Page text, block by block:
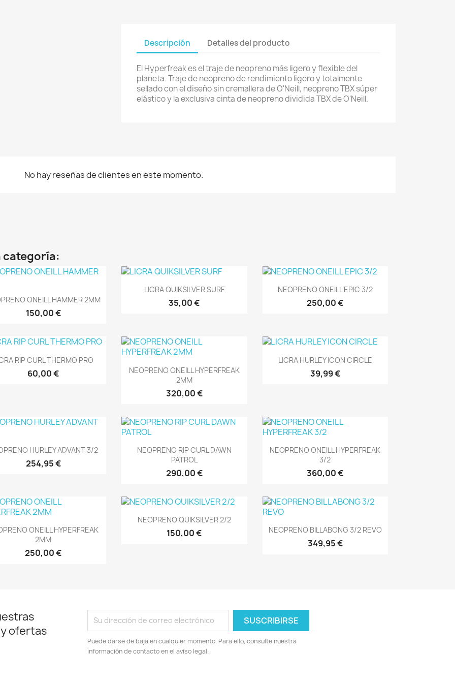
Descripción Detalles del producto
El Hyperfreak es el traje de neopreno más ligero y flexible del
planeta. Traje de neopreno de rendimiento ligero y totalmente
sellado con el diseño sin cremallera de O'Neill, neopreno TBX súper
elástico y la exclusiva cinta de neopreno dividida TBX de O'Neill.
No hay reseñas de clientes en este momento.
categoría:
Vista rápida
ONEILL HAMMER 2MM
150,00 €
Vista rápida
LICRA QUIKSILVER SURF
35,00 €
Vista rápida
NEOPRENO ONEILL EPIC 3/2
250,00 €
Vista rápida
RIP CURL THERMO PRO
60,00 € Vista rápida
NEOPRENO ONEILL HYPERFREAK
2MM
320,00 €
 Vista rápida
LICRA HURLEY ICON CIRCLE
39,99 €
Vista rápida
HURLEY ADVANT 3/2
254,95 €
Vista rápida
NEOPRENO RIP CURL DAWN
PATROL
290,00 €
Vista rápida
NEOPRENO ONEILL HYPERFREAK
3/2
360,00 €
Vista rápida
ONEILL HYPERFREAK
2MM
250,00 €
Vista rápida
NEOPRENO QUIKSILVER 2/2
150,00 € Vista rápida
NEOPRENO BILLABONG 3/2 REVO
349,95 €
ofertas
Puede darse de baja en cualquier momento. Para ello, consulte nuestra
información de contacto en el aviso legal.